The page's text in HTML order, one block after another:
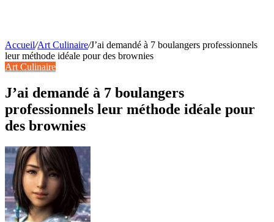
Accueil/Art Culinaire/J’ai demandé à 7 boulangers professionnels
leur méthode idéale pour des brownies
Art Culinaire
J’ai demandé à 7 boulangers
professionnels leur méthode idéale pour
des brownies